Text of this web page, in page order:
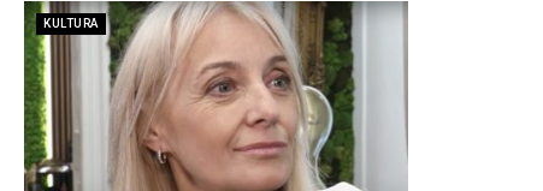
KULTURA